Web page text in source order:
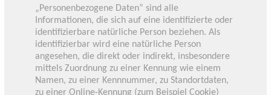
„Personenbezogene Daten” sind alle
Informationen, die sich auf eine identifizierte oder
identifizierbare natürliche Person beziehen. Als
identifizierbar wird eine natürliche Person
angesehen, die direkt oder indirekt, insbesondere
mittels Zuordnung zu einer Kennung wie einem
Namen, zu einer Kennnummer, zu Standortdaten,
zu einer Online-Kennung (zum Beispiel Cookie)